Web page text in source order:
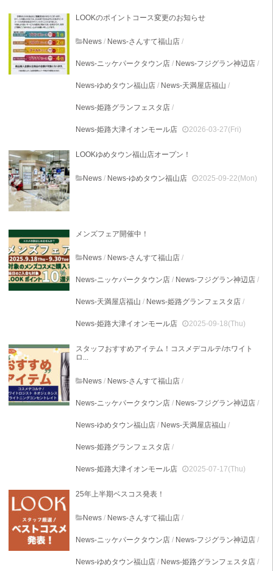
LOOKのポイントコース変更のお知らせ
News / News-さんすて福山店 /
News-ニッケパークタウン店 / News-フジグラン神辺店 /
News-ゆめタウン福山店 / News-天満屋店福山 /
News-姫路グランフェスタ店 /
News-姫路大津イオンモール店 2026-03-27(Fri)
LOOKゆめタウン福山店オープン！
News / News-ゆめタウン福山店 2025-09-22(Mon)
メンズフェア開催中！
News / News-さんすて福山店 /
News-ニッケパークタウン店 / News-フジグラン神辺店 /
News-天満屋店福山 / News-姫路グランフェスタ店 /
News-姫路大津イオンモール店 2025-09-18(Thu)
スタッフおすすめアイテム！コスメデコルテ/ホワイト
ロ...
News / News-さんすて福山店 /
News-ニッケパークタウン店 / News-フジグラン神辺店 /
News-ゆめタウン福山店 / News-天満屋店福山 /
News-姫路グランフェスタ店 /
News-姫路大津イオンモール店 2025-07-17(Thu)
25年上半期ベスコス発表！
News / News-さんすて福山店 /
News-ニッケパークタウン店 / News-フジグラン神辺店 /
News-ゆめタウン福山店 / News-姫路グランフェスタ店 /